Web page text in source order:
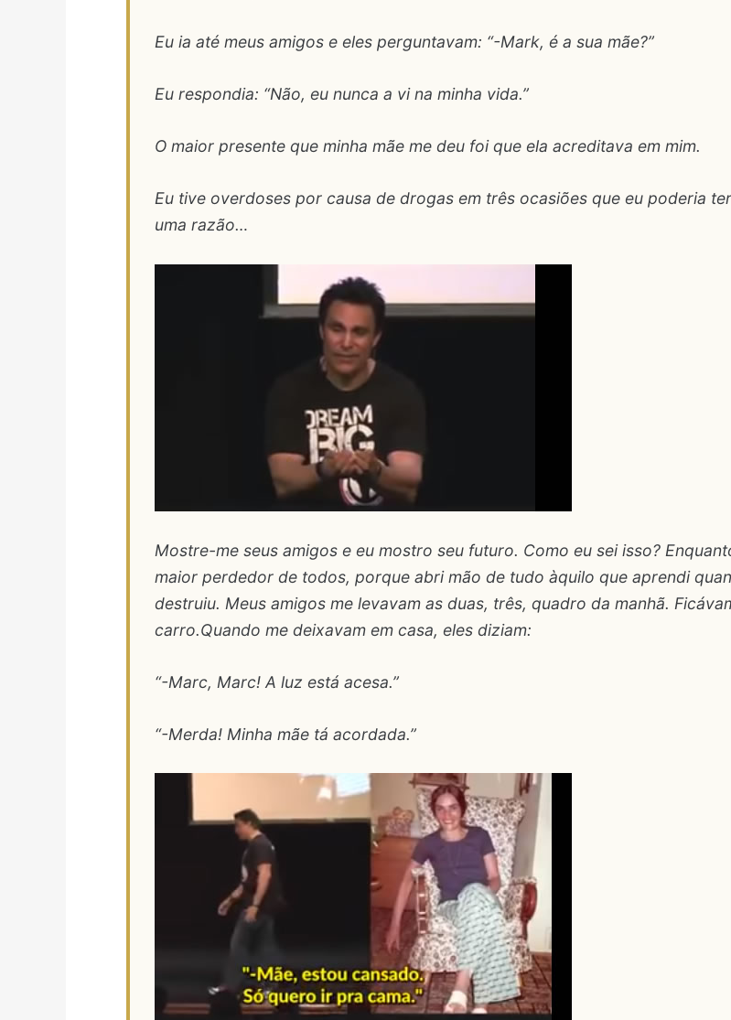
Eu ia até meus amigos e eles perguntavam: “-Mark, é a sua mãe?”
Eu respondia: “Não, eu nunca a vi na minha vida.”
O maior presente que minha mãe me deu foi que ela acreditava em mim.
Eu tive overdoses por causa de drogas em três ocasiões que eu poderia
uma razão…
Mostre-me seus amigos e eu mostro seu futuro. Como eu sei isso?
maior perdedor de todos, porque abri mão de tudo àquilo que aprendi
destruiu. Meus amigos me levavam as duas, três, quadro da manhã.
carro.Quando me deixavam em casa, eles diziam:
“-Marc, Marc! A luz está acesa.”
“-Merda! Minha mãe tá acordada.”